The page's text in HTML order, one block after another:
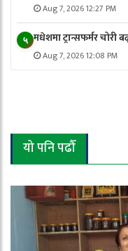
Aug 7, 2026 12:27 PM
५ मधेशमा ट्रान्सफर्मर चोरी
Aug 7, 2026 12:08 PM
यो पनि पढौँ